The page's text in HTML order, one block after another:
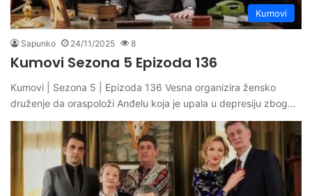
Kumovi
Sapunko 24/11/2025 8
Kumovi Sezona 5 Epizoda 136
Kumovi | Sezona 5 | Epizoda 136 Vesna organizira žensko
druženje da oraspoloži Anđelu koja je upala u depresiju zbog…